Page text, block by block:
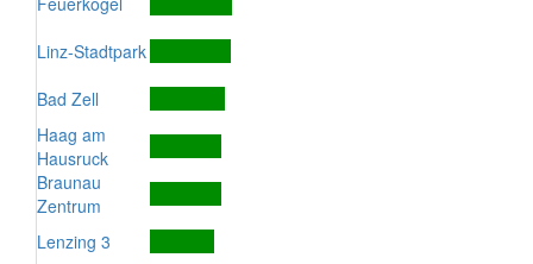
Linz-Stadtpark
Bad Zell
Haag am
Hausruck
Braunau
Zentrum
Lenzing 3